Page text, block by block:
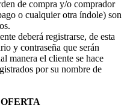
de compra y/o comprador
o cualquier otra índole) son
deberá registrarse, de esta
y contraseña que serán
manera el cliente se hace
por su nombre de